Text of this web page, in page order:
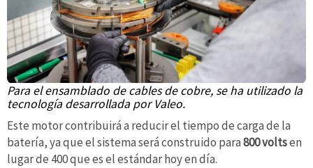
Para el ensamblado de cables de cobre, se ha utilizado la
tecnología desarrollada por Valeo.
Este motor contribuirá a reducir el tiempo de carga de la
batería, ya que el sistema será construido para800 voltsen
lugar de 400 que es el estándar hoy en día.